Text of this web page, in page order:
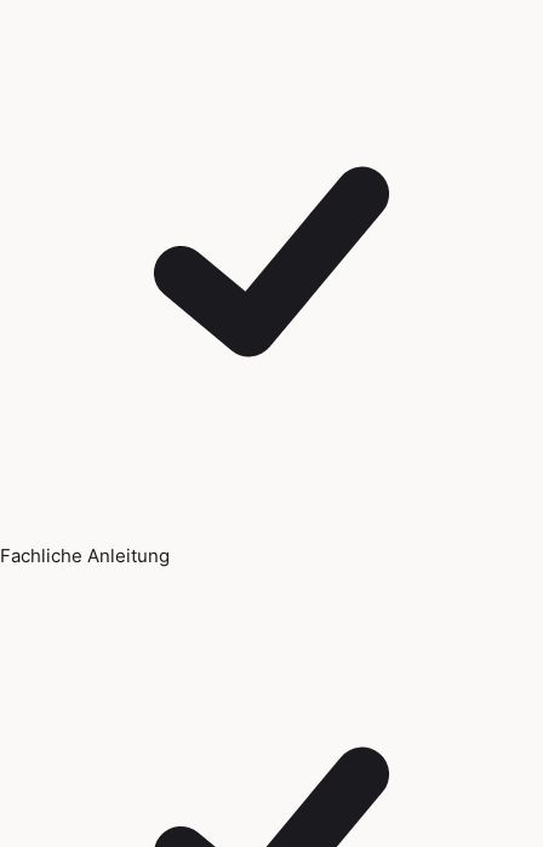
Fachliche Anleitung